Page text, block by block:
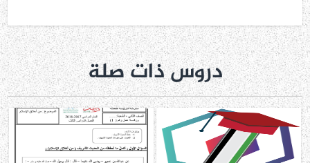
دروس ذات صلة